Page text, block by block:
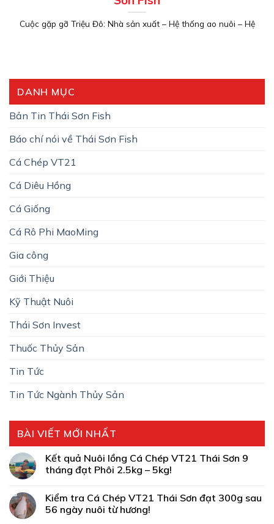
Cuộc gặp gỡ Triệu Đô: Nhà sản xuất – Hệ thống ao nuôi – Hệ
DANH MỤC
Bản Tin Thái Sơn Fish
Báo chí nói về Thái Sơn Fish
Cá Chép VT21
Cá Diêu Hồng
Cá Giống
Cá Rô Phi MaoMing
Gia công
Giới Thiệu
Kỹ Thuật Nuôi
Thái Sơn Invest
Thuốc Thủy Sản
Tin Tức
Tin Tức Ngành Thủy Sản
BÀI VIẾT MỚI NHẤT
Kết quả Nuôi lồng Cá Chép VT21 Thái Sơn 9
tháng đạt Phôi 2.5kg – 5kg!
Kiểm tra Cá Chép VT21 Thái Sơn đạt 300g sau
56 ngày nuôi từ hương!